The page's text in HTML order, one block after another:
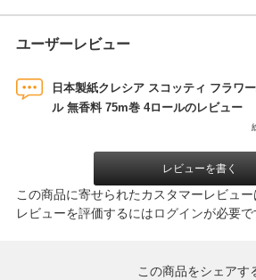
ユーザーレビュー
日本製紙クレシア スコッティ フラワ
ル 無香料 75m巻 4ロールのレビュー
レビューを書く
この商品に寄せられたカスタマーレビュー
レビューを評価するにはログインが必要で
この商品をシェアす